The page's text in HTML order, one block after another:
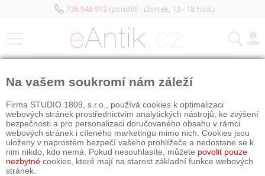
736 646 913(pondělí - čtvrtek, 13 - 18 hod.)
Na vašem soukromí nám záleží
Firma STUDIO 1809, s.r.o., používá cookies k optimalizaci
webových stránek prostřednictvím analytických nástrojů, ke zvýšení
bezpečnosti a pro personalizaci doručovaného obsahu v rámci
webových stránek i cíleného marketingu mimo nich. Cookies jsou
uloženy v naprostém bezpečí vašeho prohlížeče a nedostane se k
nim nikdo, kdo nemá. Pokud nesouhlasíte, můžete povolit pouze
nezbytné cookies, které mají na starost základní funkce webových
stránek.